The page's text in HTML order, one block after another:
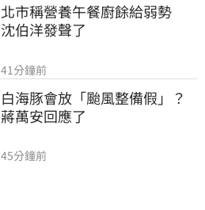
北市稱營養午餐廚餘給弱勢
沈伯洋發聲了
41分鐘前
白海豚會放「颱風整備假」？
蔣萬安回應了
45分鐘前